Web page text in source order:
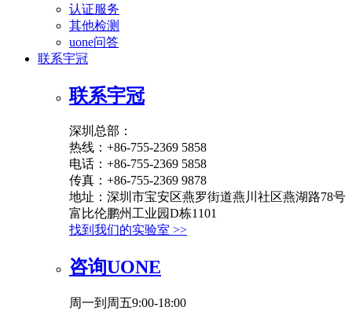
认证服务
其他检测
uone问答
联系宇冠
联系宇冠
深圳总部：
热线：+86-755-2369 5858
电话：+86-755-2369 5858
传真：+86-755-2369 9878
地址：深圳市宝安区燕罗街道燕川社区燕湖路78号
富比伦鹏州工业园D栋1101
找到我们的实验室 >>
咨询UONE
周一到周五9:00-18:00